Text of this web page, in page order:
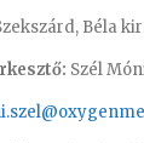
Béla
Szél